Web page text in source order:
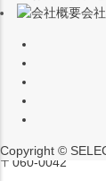
MAP
SHOP
セレクション ポ
営業：平日・土日
〒060-0042
会
Copyright ©